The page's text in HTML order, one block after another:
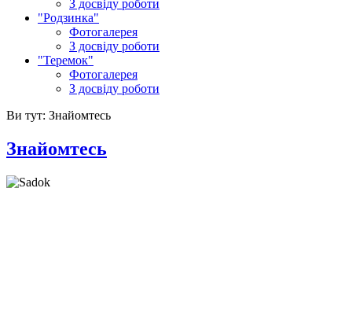
З досвіду роботи
"Родзинка"
Фотогалерея
З досвіду роботи
"Теремок"
Фотогалерея
З досвіду роботи
Ви тут: Знайомтесь
Знайомтесь